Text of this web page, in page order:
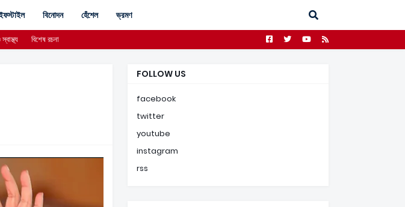
বিনোদন হেঁশেল ভ্রমণ
বিশেষ রচনা
FOLLOW US
facebook
twitter
youtube
instagram
rss